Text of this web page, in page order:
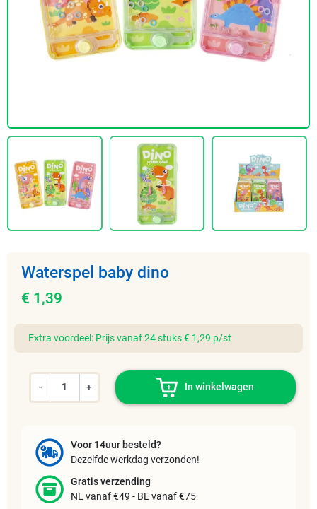
Waterspel baby dino
€ 1,39
Extra voordeel: Prijs vanaf 24 stuks € 1,29 p/st
- + In winkelwagen
Voor 14uur besteld?
Dezelfde werkdag verzonden!
Gratis verzending
NL vanaf €49 - BE vanaf €75